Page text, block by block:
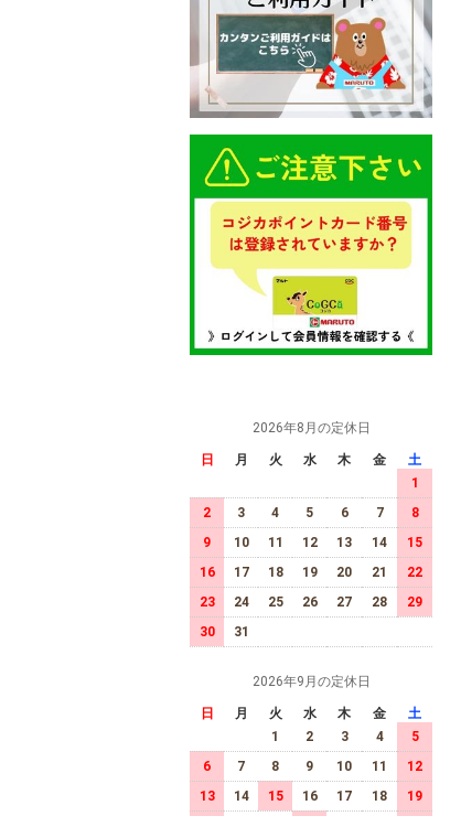
2026年8月の定休日
日 月 火 水 木 金
土
1
2
3 4 5 6 7
8
9
10 11 12 13 14
15
16
17 18 19 20 21
22
23
24 25 26 27 28
29
30
31
2026年9月の定休日
日 月 火 水 木 金
土
1
2 3 4
5
6
7 8 9 10 11
12
13
14 15 16 17 18 19